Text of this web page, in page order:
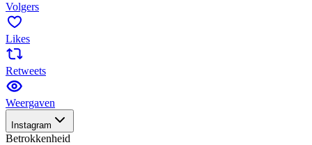
Volgers
Likes
Retweets
Weergaven
Instagram
Betrokkenheid